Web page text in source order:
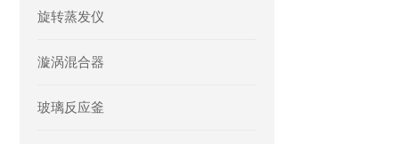
旋转蒸发仪
漩涡混合器
玻璃反应釜